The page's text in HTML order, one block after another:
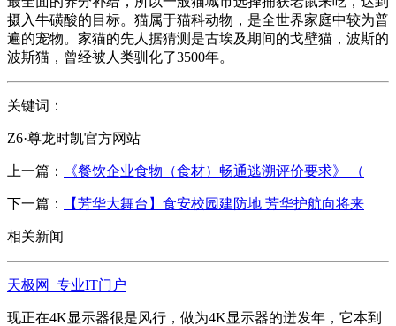
摄入牛磺酸的目标。猫属于猫科动物，是全世界家庭中较为普
遍的宠物。家猫的先人据猜测是古埃及期间的戈壁猫，波斯的
波斯猫，曾经被人类驯化了3500年。
关键词：
Z6·尊龙时凯官方网站
上一篇： 《餐饮企业食物（食材）畅通逃溯评价要求》 （
下一篇： 【芳华大舞台】食安校园建防地 芳华护航向将来
相关新闻
天极网_专业IT门户
现正在4K显示器很是风行，做为4K显示器的迸发年，它本到